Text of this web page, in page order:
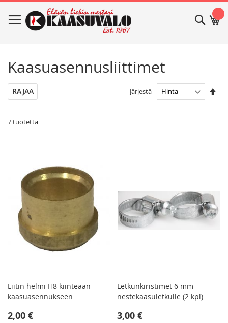
to
Content
Haku
Kaasuasennusliittimet
7tuotetta
Järjestä
Liitin helmi H8 kiinteään
kaasuasennukseen
2,00 €
Letkunkiristimet 6 mm
nestekaasuletkulle (2 kpl)
3,00 €
RAJAA